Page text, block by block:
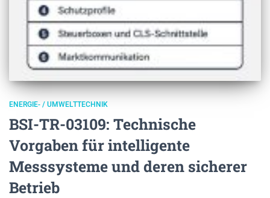
ENERGIE- / UMWELTTECHNIK
BSI-TR-03109: Technische
Vorgaben für intelligente
Messsysteme und deren sicherer
Betrieb